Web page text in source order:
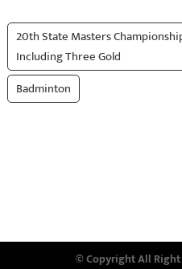
20th State Masters
Including Three Gold
Badminton
© Copyright All Right